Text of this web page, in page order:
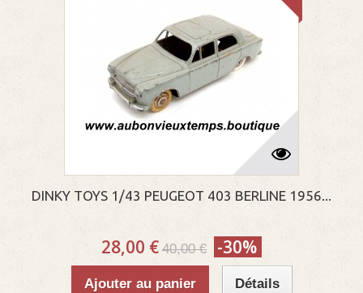
DINKY TOYS 1/43 PEUGEOT 403 BERLINE 1956...
28,00 € 40,00 € -30%
Ajouter au panier Détails